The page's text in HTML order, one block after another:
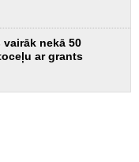
nekā 50
ar grants